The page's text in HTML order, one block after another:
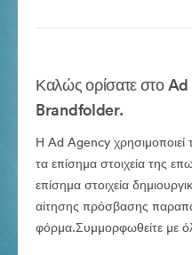
Καλώς ορίσατε στο Ad
Brandfolder.
Η Ad Agency
τα επίσημα στοιχεία της
επίσημα στοιχεία
αίτησης πρόσβασης
φόρμα.Συμμορφωθείτε με